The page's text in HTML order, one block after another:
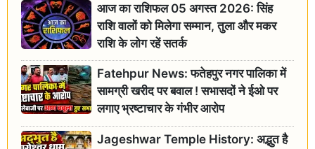
आज का राशिफल 05 अगस्त 2026: सिंह
राशि वालों को मिलेगा सम्मान, तुला और मकर
राशि के लोग रहें सतर्क
Fatehpur News: फतेहपुर नगर पालिका में
सामग्री खरीद पर बवाल ! सभासदों ने ईओ पर
लगाए भ्रष्टाचार के गंभीर आरोप
Jageshwar Temple History: अद्भुत है